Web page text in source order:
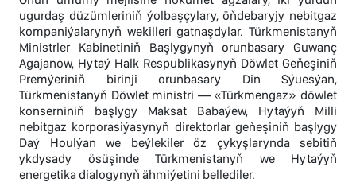
ugurdaş düzümleriniň ýolbaşçylary, öňdebaryjy nebitgaz
kompaniýalarynyň wekilleri gatnaşdylar. Türkmenistanyň
Ministrler Kabinetiniň Başlygynyň orunbasary Guwanç
Agajanow, Hytaý Halk Respublikasynyň Döwlet Geňeşiniň
Premýeriniň birinji orunbasary Din Sýuesýan,
Türkmenistanyň Döwlet ministri — «Türkmengaz» döwlet
konserniniň başlygy Maksat Babaýew, Hytaýyň Milli
nebitgaz korporasiýasynyň direktorlar geňeşiniň başlygy
Daý Houlýan we beýlekiler öz çykyşlarynda sebitiň
ykdysady ösüşinde Türkmenistanyň we Hytaýyň
energetika dialogynyň ähmiýetini bellediler.